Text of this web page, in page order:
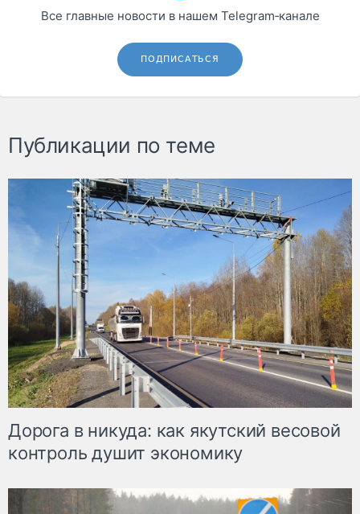
Все главные новости в нашем Telegram‑канале
ПОДПИСАТЬСЯ
Публикации по теме
Дорога в никуда: как якутский весовой
контроль душит экономику